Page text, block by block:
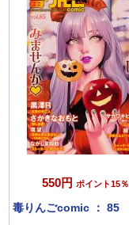
550円 ポイント15％
毒りんごcomic ： 85